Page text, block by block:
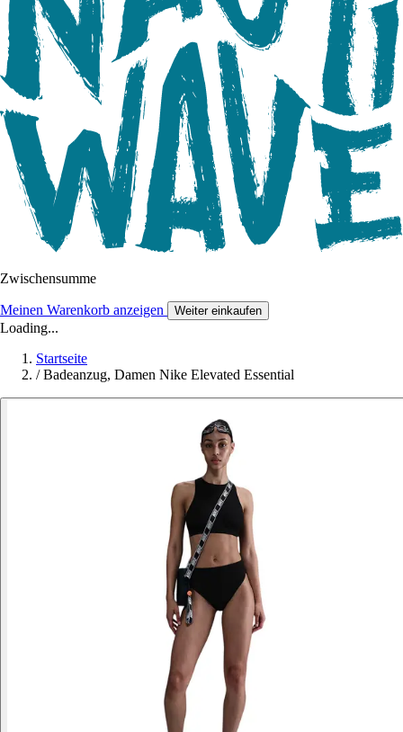
Zwischensumme
Meinen Warenkorb anzeigen Weiter einkaufen
Loading...
Startseite
/ Badeanzug, Damen Nike Elevated Essential